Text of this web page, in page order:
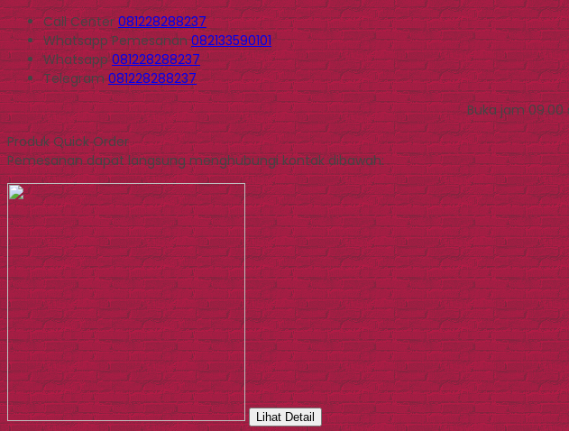
Call Center081228288237
WhatsappPemesanan 082133590101
Whatsapp081228288237
Telegram081228288237
Buka jam
Produk Quick Order
Pemesanan dapat langsung menghubungi kontak dibawah:
Lihat Detail